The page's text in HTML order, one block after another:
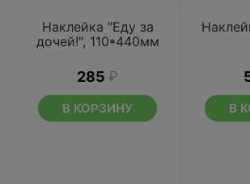
Наклейка "Еду за
дочей!", 110*440мм
285 ₽
В КОРЗИНУ В